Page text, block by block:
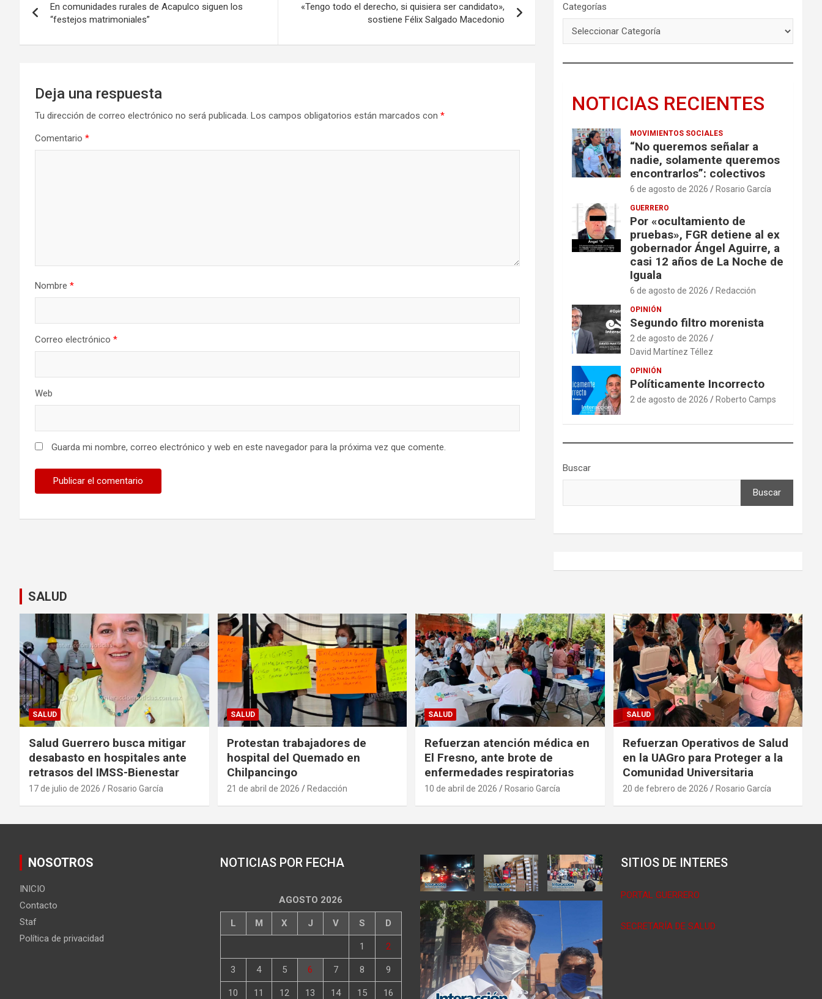
de
entradas
En comunidades rurales de Acapulco siguen los
“festejos matrimoniales”
«Tengo todo el derecho, si quisiera ser candidato»,
sostiene Félix Salgado Macedonio
Deja una respuesta
Tu dirección de correo electrónico no será publicada. Los campos obligatorios están marcados con *
Comentario *
Nombre *
Correo electrónico *
Web
Guarda mi nombre, correo electrónico y web en este navegador para la próxima vez que comente.
Categorías
NOTICIAS RECIENTES
MOVIMIENTOS SOCIALES
“No queremos señalar a
nadie, solamente queremos
encontrarlos”: colectivos
6 de agosto de 2026 Rosario García
GUERRERO
Por «ocultamiento de
pruebas», FGR detiene al ex
gobernador Ángel Aguirre, a
casi 12 años de La Noche de
Iguala
6 de agosto de 2026 Redacción
OPINIÓN
Segundo filtro morenista
2 de agosto de 2026
David Martínez Téllez
OPINIÓN
Políticamente Incorrecto
2 de agosto de 2026 Roberto Camps
Buscar
Buscar
SALUD
SALUD
Salud Guerrero busca mitigar
desabasto en hospitales ante
retrasos del IMSS-Bienestar
17 de julio de 2026 Rosario García
SALUD
Protestan trabajadores de
hospital del Quemado en
Chilpancingo
21 de abril de 2026 Redacción
SALUD
Refuerzan atención médica en
El Fresno, ante brote de
enfermedades respiratorias
10 de abril de 2026 Rosario García
SALUD
Refuerzan Operativos de Salud
en la UAGro para Proteger a la
Comunidad Universitaria
20 de febrero de 2026 Rosario García
NOSOTROS
INICIO
Contacto
Staf
Política de privacidad
NOTICIAS POR FECHA
AGOSTO 2026
L M X J V S D
1 2
3 4 5 6 7 8 9
10 11 12 13 14 15 16
SITIOS DE INTERES
PORTAL GUERRERO
SECRETARÍA DE SALUD